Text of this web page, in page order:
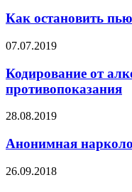
Как остановить
07.07.2019
Кодирование от
противопоказания
28.08.2019
Анонимная
26.09.2018